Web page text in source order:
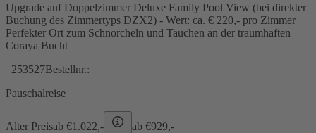
Upgrade auf Doppelzimmer Deluxe Family Pool View (bei direkter
Buchung des Zimmertyps DZX2) - Wert: ca. € 220,- pro Zimmer
Perfekter Ort zum Schnorcheln und Tauchen an der traumhaften
Coraya Bucht
253527Bestellnr.:
Pauschalreise
Alter Preisab €1.022,- ab €929,-